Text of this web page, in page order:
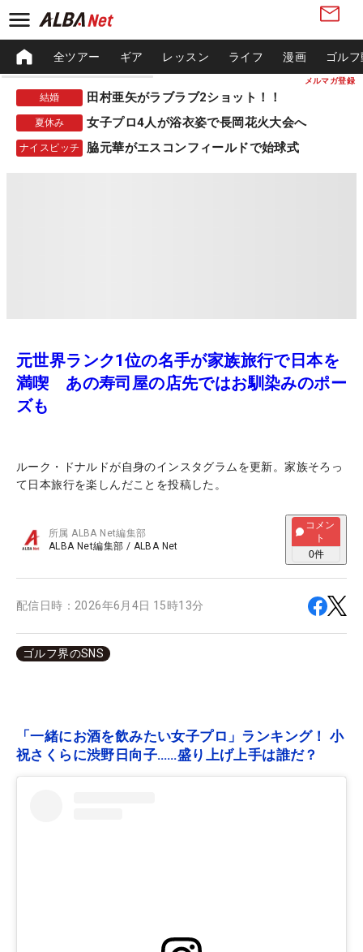
メルマガ登録
全ツアー ギア レッスン ライフ 漫画 ゴル
結婚 田村亜矢がラブラブ2ショット！！
夏休み 女子プロ4人が浴衣姿で長岡花火大会へ
ナイスピッチ 脇元華がエスコンフィールドで始球式
元世界ランク1位の名手が家族旅行で日本を
満喫 あの寿司屋の店先ではお馴染みのポー
ズも
ルーク・ドナルドが自身のインスタグラムを更新。家族そろっ
て日本旅行を楽しんだことを投稿した。
所属ALBA Net編集部
ALBA Net編集部 / ALBA Net
コメン
ト
0件
配信日時： 2026年6月4日 15時13分
ゴルフ界のSNS
「一緒にお酒を飲みたい女子プロ」ランキング！ 小
祝さくらに渋野日向子……盛り上げ上手は誰だ？